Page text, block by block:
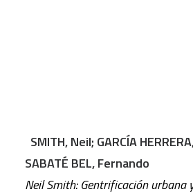
SMITH, Neil; GARCÍA
SABATÉ BEL, Fernando
Neil Smith: Gentrificación urbana